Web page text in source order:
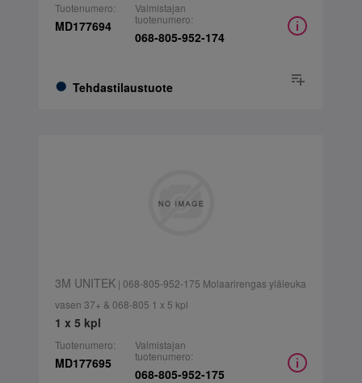
Tuotenumero:
MD177694
Tehdastilaustuote
Valmistajan
tuotenumero:
068-805-952-174
3M UNITEK| 068-805-952-175 Molaarirengas yläleuka
vasen 37+ & 068-805 1 x 5 kpl
1 x 5 kpl
Tuotenumero:
MD177695
Valmistajan
tuotenumero:
068-805-952-175